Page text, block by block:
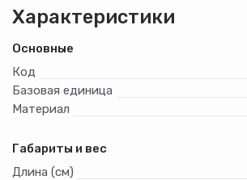
Без таких изделий не обходится
строительство, сооружение объектов
Характеристики
Основные
Код
Базовая единица
Материал
Габариты и вес
Длина (см)